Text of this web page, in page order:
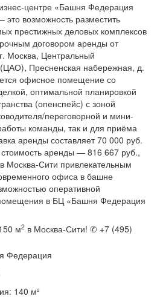
центре «Башня Федерация
возможность разместить
престижных деловых комплексов
договором аренды от
Москва, Центральный
Пресненская набережная, д.
офисное помещение со
оптимальной планировкой
(опенспейс) с зоной
переговорной и мини-
команды, так и для приёма
аренды составляет 70 000 руб.
аренды — 816 667 руб.,
Москва-Сити привлекательным
офиса в башне
оперативной
в БЦ «Башня Федерация
м2 в Москва-Сити! ✆ +7 (495)
Федерация
140 м²